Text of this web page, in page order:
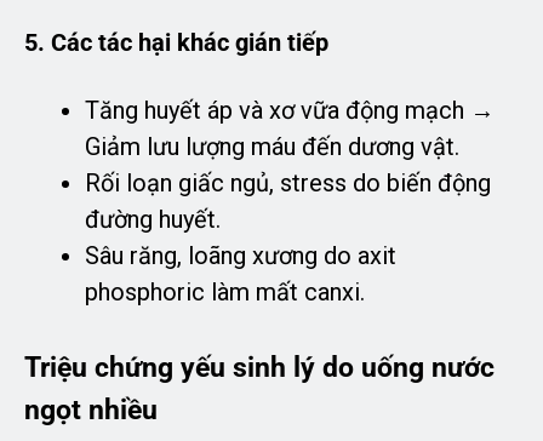
5. Các tác hại khác gián tiếp
Tăng huyết áp và xơ vữa động mạch →
Giảm lưu lượng máu đến dương vật.
Rối loạn giấc ngủ, stress do biến động
đường huyết.
Sâu răng, loãng xương do axit
phosphoric làm mất canxi.
Triệu chứng yếu sinh lý do uống nước
ngọt nhiều